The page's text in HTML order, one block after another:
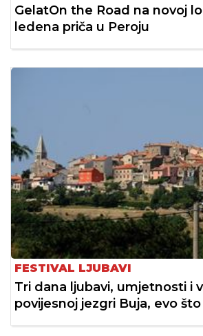
GelatOn the Road na novoj
ledena priča u Peroju
FESTIVAL LJUBAVI
Tri dana ljubavi, umjetnosti i
povijesnoj jezgri Buja, evo